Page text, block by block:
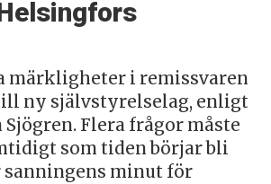
märkligheter i remissvaren
ny självstyrelselag, enligt
Flera frågor måste
som tiden börjar bli
sanningens minut för